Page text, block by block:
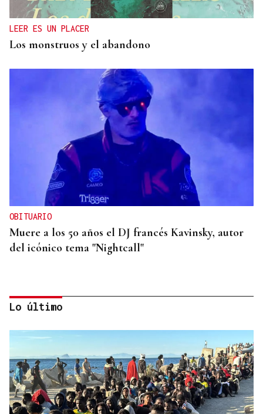
LEER ES UN PLACER
Los monstruos y el abandono
OBITUARIO
Muere a los 50 años el DJ francés Kavinsky, autor
del icónico tema "Nightcall"
Lo último